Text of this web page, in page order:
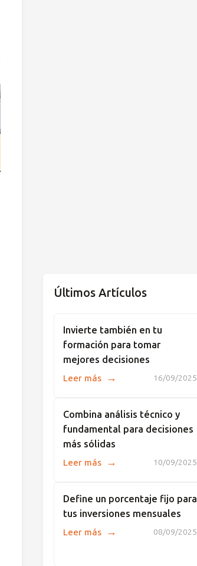
Últimos Artículos
Invierte también en tu
formación para tomar
mejores decisiones
16/09/2025
Leer más →
Combina análisis técnico y
fundamental para decisiones
más sólidas
10/09/2025
Leer más →
Define un porcentaje fijo para
tus inversiones mensuales
08/09/2025
Leer más →